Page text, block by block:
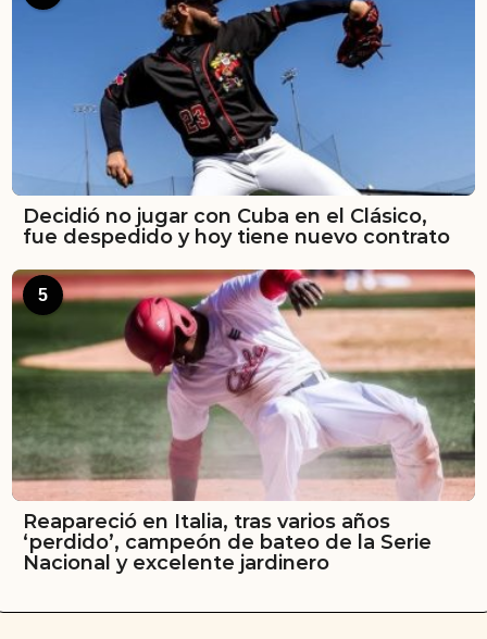
Decidió no jugar con Cuba en el Clásico,
fue despedido y hoy tiene nuevo contrato
5
Reapareció en Italia, tras varios años
‘perdido’, campeón de bateo de la Serie
Nacional y excelente jardinero